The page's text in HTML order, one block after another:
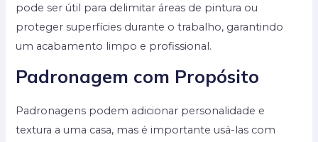
pode ser útil para delimitar áreas de pintura ou
proteger superfícies durante o trabalho, garantindo
um acabamento limpo e profissional.
Padronagem com Propósito
Padronagens podem adicionar personalidade e
textura a uma casa, mas é importante usá-las com